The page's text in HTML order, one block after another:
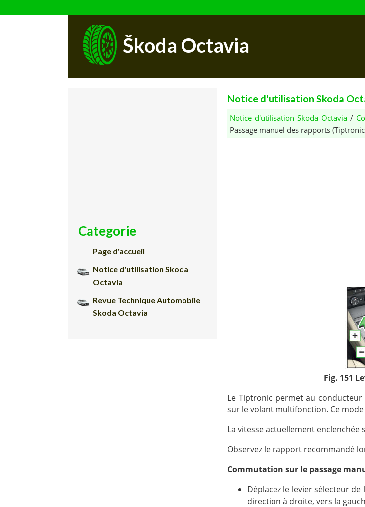
Škoda Octavia
Notice d'utilisation Skoda
Notice d'utilisation Skoda Octavia /
Passage manuel des rapports
Fig. 151
Le Tiptronic permet au
sur le volant multifonction. Ce
La vitesse actuellement enclenchée
Observez le rapport recommandé
Commutation sur le passage
Déplacez le levier sélecteur
direction à droite, vers la
Categorie
Page d'accueil
Notice d'utilisation Skoda
Octavia
Revue Technique Automobile
Skoda Octavia